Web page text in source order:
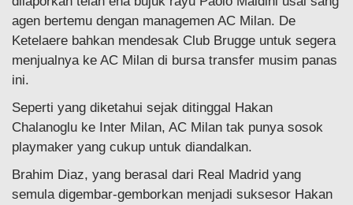
agen bertemu dengan managemen AC Milan. De
Ketelaere bahkan mendesak Club Brugge untuk segera
menjualnya ke AC Milan di bursa transfer musim panas
ini.
Seperti yang diketahui sejak ditinggal Hakan
Chalanoglu ke Inter Milan, AC Milan tak punya sosok
playmaker yang cukup untuk diandalkan.
Brahim Diaz, yang berasal dari Real Madrid yang
semula digembar-gemborkan menjadi suksesor Hakan